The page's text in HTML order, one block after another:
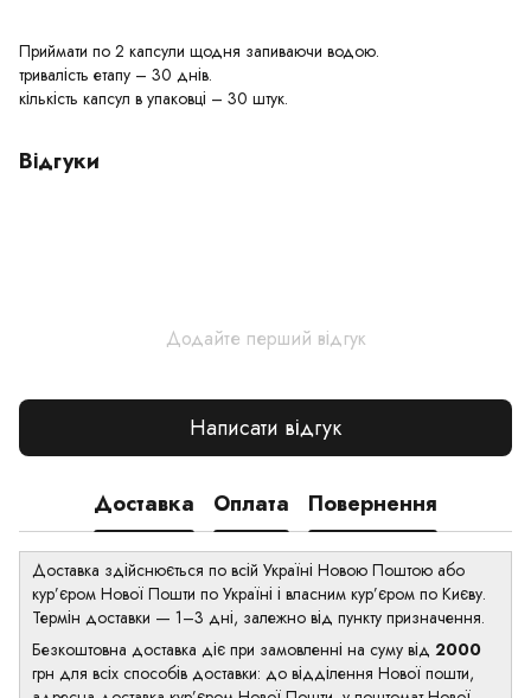
Приймати по 2 капсули щодня запиваючи водою.
тривалість етапу – 30 днів.
кількість капсул в упаковці – 30 штук.
Відгуки
Додайте перший відгук
Написати відгук
Доставка Оплата Повернення
Доставка здійснюється по всій Україні Новою Поштою або
кур’єром Нової Пошти по Україні і власним кур’єром по Києву.
Термін доставки — 1–3 дні, залежно від пункту призначення.
Безкоштовна доставка діє при замовленні на суму від 2000
грн для всіх способів доставки: до відділення Нової пошти,